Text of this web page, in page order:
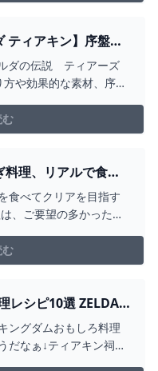
ティアキン】序盤か
【ティアーズ オブ
ダの伝説 ティアーズ
や効果的な素材、序盤
む
料理、リアルで食べ
【ティアキン】【ゆ
食べてクリアを目指す
、ご要望の多かった硬
む
ピ10選 ZELDA
ングダムおもしろ料理
だなぁ↓ティアキン祠攻